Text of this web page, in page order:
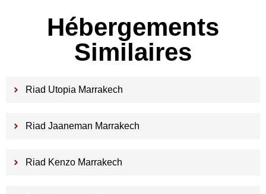
Hébergements
Similaires
Riad Utopia Marrakech
Riad Jaaneman Marrakech
Riad Kenzo Marrakech